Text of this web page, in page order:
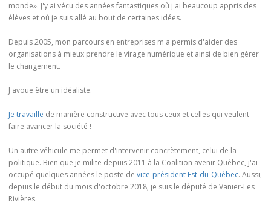
monde». J'y ai vécu des années fantastiques où j'ai beaucoup appris des
élèves et où je suis allé au bout de certaines idées.
Depuis 2005, mon parcours en entreprises m'a permis d'aider des
organisations à mieux prendre le virage numérique et ainsi de bien gérer
le changement.
J'avoue être un idéaliste.
Je travaille de manière constructive avec tous ceux et celles qui veulent
faire avancer la société !
Un autre véhicule me permet d'intervenir concrètement, celui de la
politique. Bien que je milite depuis 2011 à la Coalition avenir Québec, j'ai
occupé quelques années le poste de vice-président Est-du-Québec. Aussi,
depuis le début du mois d'octobre 2018, je suis le député de Vanier-Les
Rivières.